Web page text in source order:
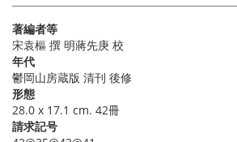
著編者等
宋袁樞 撰 明蔣先庚 校
年代
鬱岡山房蔵版 清刊 後修
形態
28.0 x 17.1 cm. 42冊
請求記号